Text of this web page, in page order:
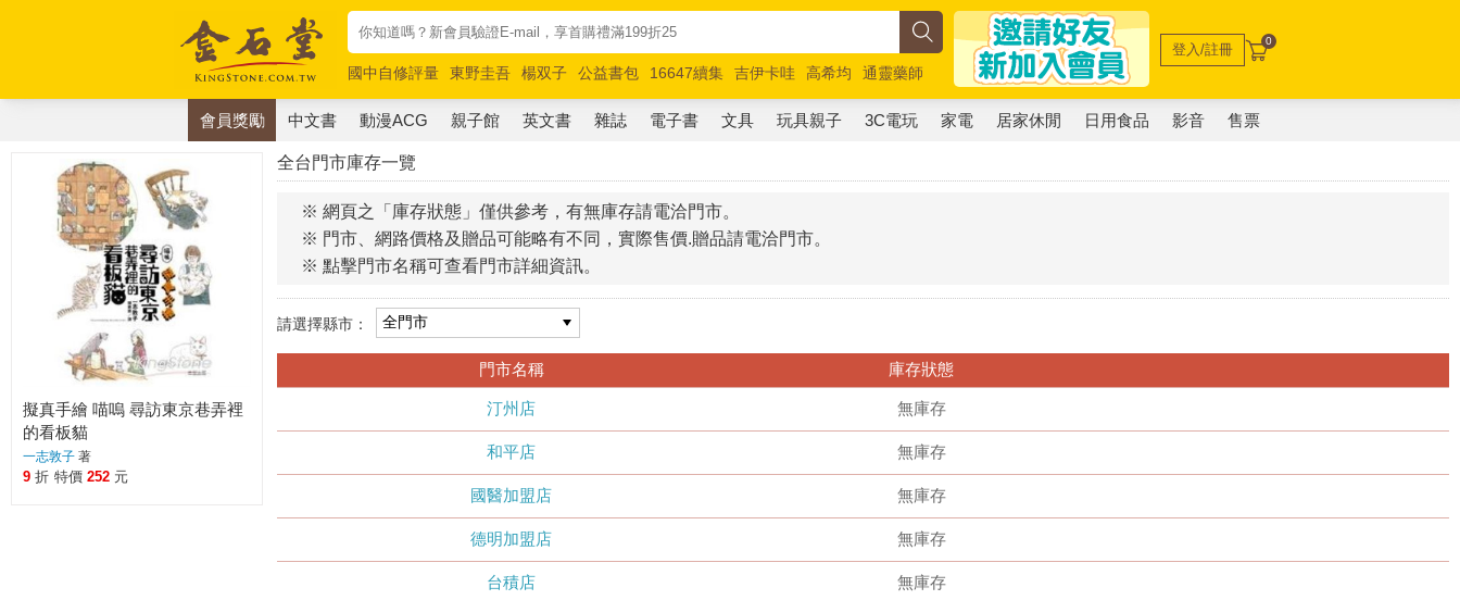
國中自修評量 東野圭吾 楊双子 公益書包 16647續集 吉伊卡哇 高希均
通靈藥師
唯紅花綻放
奧德賽 路邊攤新作 馬斯克 玩具總動員5 超慢跑
登入/註冊 0
會員獎勵 中文書 動漫ACG 親子館 英文書 雜誌 電子書 文具 玩具親子 3C電玩 家電 居家休閒 日用食品 影音 售票
全台門市庫存一覽
※ 網頁之「庫存狀態」僅供參考，有無庫存請電洽門市。
※ 門市、網路價格及贈品可能略有不同，實際售價.贈品請電洽門市。
※ 點擊門市名稱可查看門市詳細資訊。
請選擇縣市：
門市名稱 庫存狀態
汀州店 無庫存
和平店 無庫存
國醫加盟店 無庫存
德明加盟店 無庫存
台積店 無庫存
擬真手繪 喵嗚 尋訪東京巷弄裡
的看板貓
一志敦子 著
9 折 特價 252 元